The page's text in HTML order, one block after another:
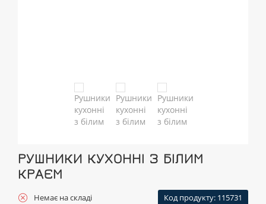
РУШНИКИ КУХОННІ З БІЛИМ
КРАЄМ
Немає на складі Код продукту: 115731